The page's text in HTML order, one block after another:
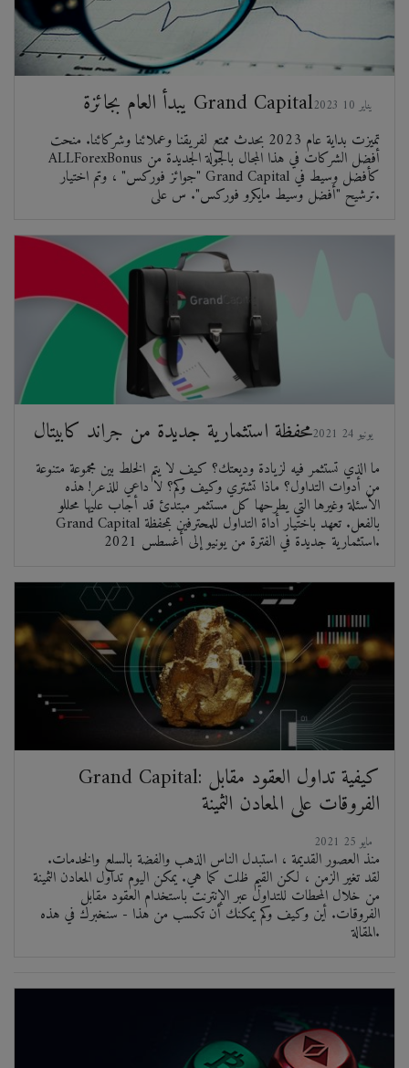
يبدأ العام بجائزة Grand Capital
تميزت بداية عام 2023 بحدث ممتع لفريقنا وعملائنا وشركائنا. منحت
ALLForexBonus أفضل الشركات في هذا المجال بالجولة الجديدة من
"جوائز فوركس" ، وتم اختيار Grand Capital كأفضل وسيط في
ترشيح "أفضل وسيط مايكرو فوركس". س على.
محفظة استثمارية جديدة من جراند كابيتال 2021 يونيو 24
ما الذي تستثمر فيه لزيادة وديعتك؟ كيف لا يتم الخلط بين مجموعة متنوعة
من أدوات التداول؟ ماذا تشتري وكيف وكم؟ لا داعي للذعر! هذه
الأسئلة وغيرها التي يطرحها كل مستثمر مبتدئ قد أجاب عليها محللو
Grand Capital بالفعل. تعهد باختيار أداة التداول للمحترفين بمحفظة
استثمارية جديدة في الفترة من يونيو إلى أغسطس 2021.
Grand Capital: كيفية تداول العقود مقابل
الفروقات على المعادن الثمينة
منذ العصور القديمة ، استبدل الناس الذهب والفضة بالسلع والخدمات.
لقد تغير الزمن ، لكن القيم ظلت كما هي. يمكن اليوم تداول المعادن الثمينة
من خلال المحطات للتداول عبر الإنترنت باستخدام العقود مقابل
الفروقات. أين وكيف وكم يمكنك أن تكسب من هذا - سنخبرك في هذه
المقالة.